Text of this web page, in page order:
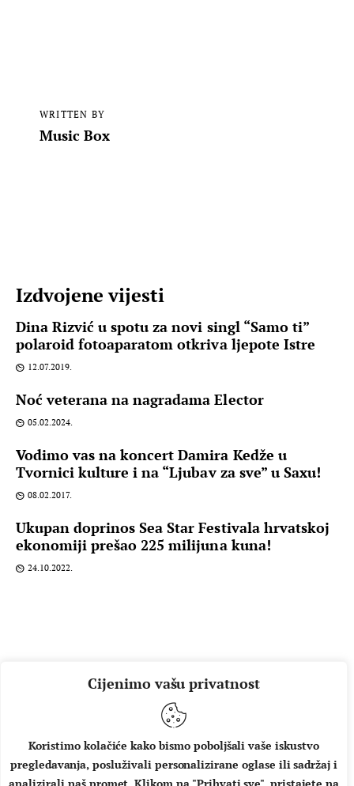
Cijenimo vašu privatnost
Koristimo kolačiće kako bismo poboljšali vaše iskustvo
pregledavanja, posluživali personalizirane oglase ili sadržaj i
WRITTEN BY
Music Box
Izdvojene vijesti
Dina Rizvić u spotu za novi singl “Samo ti”
polaroid fotoaparatom otkriva ljepote Istre
12.07.2019.
Noć veterana na nagradama Elector
05.02.2024.
Vodimo vas na koncert Damira Kedže u
Tvornici kulture i na “Ljubav za sve” u Saxu!
08.02.2017.
Ukupan doprinos Sea Star Festivala hrvatskoj
ekonomiji prešao 225 milijuna kuna!
24.10.2022.
O NAMA IMPRESSUM UVJETI KORIŠTENJA